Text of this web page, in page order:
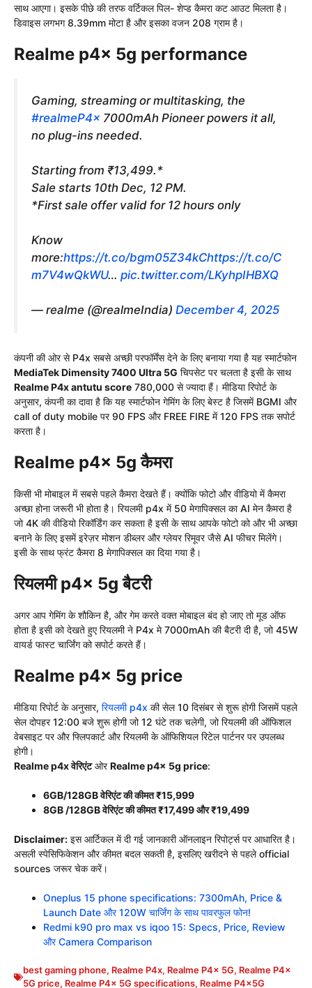
साथ आएगा। इसके पीछे की तरफ वर्टिकल पिल- शेप्ड कैमरा कट आउट मिलता है।
डिवाइस लगभग 8.39mm मोटा है और इसका वजन 208 ग्राम है।
Realme p4x 5g performance
Gaming, streaming or multitasking, the
#realmeP4x 7000mAh Pioneer powers it all,
no plug-ins needed.
Starting from ₹13,499.*
Sale starts 10th Dec, 12 PM.
*First sale offer valid for 12 hours only
Know
more:https://t.co/bgm05Z34kChttps://t.co/C
m7V4wQkWU… pic.twitter.com/LKyhpIHBXQ
— realme (@realmeIndia) December 4, 2025
कंपनी की ओर से P4x सबसे अच्छी परफॉर्मेंस देने के लिए बनाया गया है यह स्मार्टफोन
MediaTek Dimensity 7400 Ultra 5G चिपसेट पर चलता है इसी के साथ
Realme P4x antutu score 780,000 से ज्यादा हैं। मीडिया रिपोर्ट के
अनुसार, कंपनी का दावा है कि यह स्मार्टफोन गेमिंग के लिए बेस्ट है जिसमें BGMI और
call of duty mobile पर 90 FPS और FREE FIRE में 120 FPS तक सपोर्ट
करता है।
Realme p4x 5g कैमरा
किसी भी मोबाइल में सबसे पहले कैमरा देखते हैं। क्योंकि फोटो और वीडियो में कैमरा
अच्छा होना जरूरी भी होता है। रियलमी p4x में 50 मेगापिक्सल का AI मेन कैमरा है
जो 4K की वीडियो रिकॉर्डिंग कर सकता है इसी के साथ आपके फोटो को और भी अच्छा
बनाने के लिए इसमें इरेज़र मोशन डीब्लर और ग्लेयर रिमूवर जैसे AI फीचर मिलेंगे।
इसी के साथ फ्रंट कैमरा 8 मेगापिक्सल का दिया गया है।
रियलमी p4x 5g बैटरी
अगर आप गेमिंग के शौकिन है, और गेम करते वक्त मोबाइल बंद हो जाए तो मूड ऑफ
होता है इसी को देखते हुए रियलमी ने P4x मे 7000mAh की बैटरी दी है, जो 45W
वायर्ड फास्ट चार्जिंग को सपोर्ट करते हैं।
Realme p4x 5g price
मीडिया रिपोर्ट के अनुसार, रियलमी p4x की सेल 10 दिसंबर से शुरू होगी जिसमें पहले
सेल दोपहर 12:00 बजे शुरू होगी जो 12 घंटे तक चलेगी, जो रियलमी की ऑफिशल
वेबसाइट पर और फ्लिपकार्ट और रियलमी के ऑफिशियल रिटेल पार्टनर पर उपलब्ध
होगी।
Realme p4x वेरिएंटओरRealme p4x 5g price:
6GB/128GB वेरिएंट की कीमत ₹15,999
8GB /128GB वेरिएंट की कीमत ₹17,499 और ₹19,499
Disclaimer: इस आर्टिकल में दी गई जानकारी ऑनलाइन रिपोर्ट्स पर आधारित है।
असली स्पेसिफिकेशन और कीमत बदल सकती है, इसलिए खरीदने से पहले official
sources जरूर चेक करें।
Oneplus 15 phone specifications: 7300mAh, Price &
Launch Date और 120W चार्जिंग के साथ पावरफुल फोन!
Redmi k90 pro max vs iqoo 15: Specs, Price, Review
और Camera Comparison
best gaming phone, Realme P4x, Realme P4x 5G, Realme P4x
5G price, Realme P4x 5G specifications, Realme P4x5G